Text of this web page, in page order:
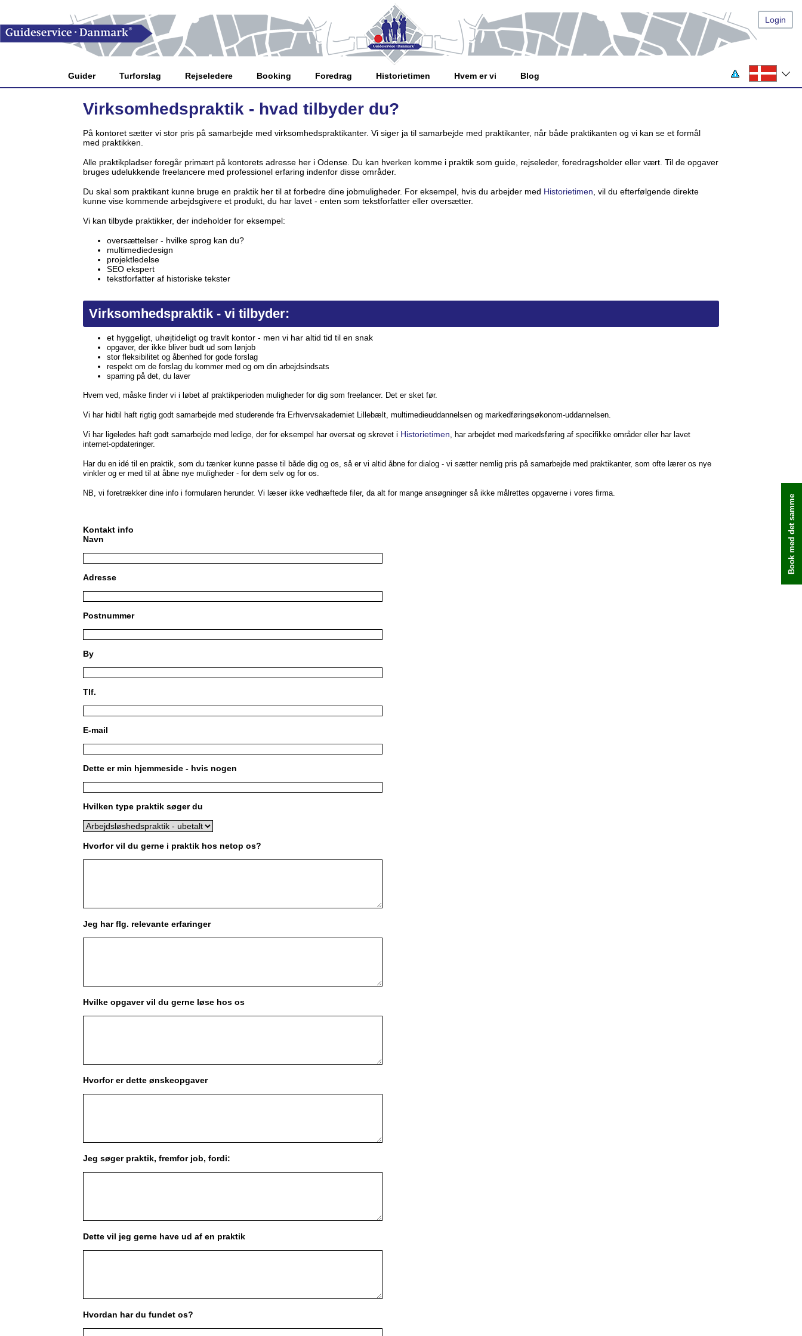
Login
Guider Turforslag Rejseledere Booking Foredrag Historietimen Hvem er vi Blog
Virksomhedspraktik - hvad tilbyder du?
På kontoret sætter vi stor pris på samarbejde med virksomhedspraktikanter. Vi siger ja til samarbejde med praktikanter, når både praktikanten og vi kan se et formål
med praktikken.
Alle praktikpladser foregår primært på kontorets adresse her i Odense. Du kan hverken komme i praktik som guide, rejseleder, foredragsholder eller vært. Til de opgaver
bruges udelukkende freelancere med professionel erfaring indenfor disse områder.
Du skal som praktikant kunne bruge en praktik her til at forbedre dine jobmuligheder. For eksempel, hvis du arbejder med Historietimen , vil du efterfølgende direkte
kunne vise kommende arbejdsgivere et produkt, du har lavet - enten som tekstforfatter eller oversætter.
Vi kan tilbyde praktikker, der indeholder for eksempel:
oversættelser - hvilke sprog kan du?
multimediedesign
projektledelse
SEO ekspert
tekstforfatter af historiske tekster
Virksomhedspraktik - vi tilbyder:
et hyggeligt, uhøjtideligt og travlt kontor - men vi har altid tid til en snak
opgaver, der ikke bliver budt ud som lønjob
stor fleksibilitet og åbenhed for gode forslag
respekt om de forslag du kommer med og om din arbejdsindsats
sparring på det, du laver
Hvem ved, måske finder vi i løbet af praktikperioden muligheder for dig som freelancer. Det er sket før.
Vi har hidtil haft rigtig godt samarbejde med studerende fra Erhvervsakademiet Lillebælt, multimedieuddannelsen og markedføringsøkonom-uddannelsen.
Vi har ligeledes haft godt samarbejde med ledige, der for eksempel har oversat og skrevet i Historietimen, har arbejdet med markedsføring af specifikke områder eller har lavet
internet-opdateringer.
Har du en idé til en praktik, som du tænker kunne passe til både dig og os, så er vi altid åbne for dialog - vi sætter nemlig pris på samarbejde med praktikanter, som ofte lærer os nye
vinkler og er med til at åbne nye muligheder - for dem selv og for os.
NB, vi foretrækker dine info i formularen herunder. Vi læser ikke vedhæftede filer, da alt for mange ansøgninger så ikke målrettes opgaverne i vores firma.
Kontakt info
Navn
Adresse
Postnummer
By
Tlf.
E-mail
Dette er min hjemmeside - hvis nogen
Hvilken type praktik søger du
Hvorfor vil du gerne i praktik hos netop os?
Jeg har flg. relevante erfaringer
Hvilke opgaver vil du gerne løse hos os
Hvorfor er dette ønskeopgaver
Jeg søger praktik, fremfor job, fordi:
Dette vil jeg gerne have ud af en praktik
Hvordan har du fundet os?
Book med det samme